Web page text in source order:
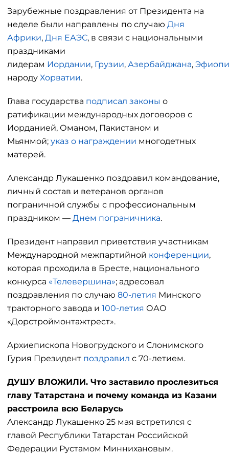
Зарубежные поздравления от Президента на
неделе были направлены по случаю Дня
Африки, Дня ЕАЭС, в связи с национальными
праздниками
лидерам Иордании, Грузии, Азербайджана,
народу Хорватии.
Глава государства подписал законы о
ратификации международных договоров с
Иорданией, Оманом, Пакистаном и
Мьянмой; указ о награждении многодетных
матерей.
Александр Лукашенко поздравил командование,
личный состав и ветеранов органов
пограничной службы с профессиональным
праздником — Днем пограничника.
Президент направил приветствия участникам
Международной межпартийной конференции,
которая проходила в Бресте, национального
конкурса «Телевершина»; адресовал
поздравления по случаю 80-летия Минского
тракторного завода и 100-летия ОАО
«Дорстроймонтажтрест».
Архиепископа Новогрудского и Слонимского
Гурия Президент поздравил с 70-летием.
ДУШУ ВЛОЖИЛИ. Что заставило прослезиться
главу Татарстана и почему команда из Казани
расстроила всю Беларусь
Александр Лукашенко 25 мая встретился с
главой Республики Татарстан Российской
Федерации Рустамом Миннихановым.